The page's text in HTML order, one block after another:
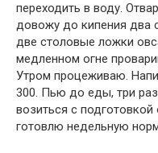
переходить в воду.
довожу до кипения два
две столовые ложки
медленном огне
Утром процеживаю.
300. Пью до еды, три
возиться с
готовлю недельную